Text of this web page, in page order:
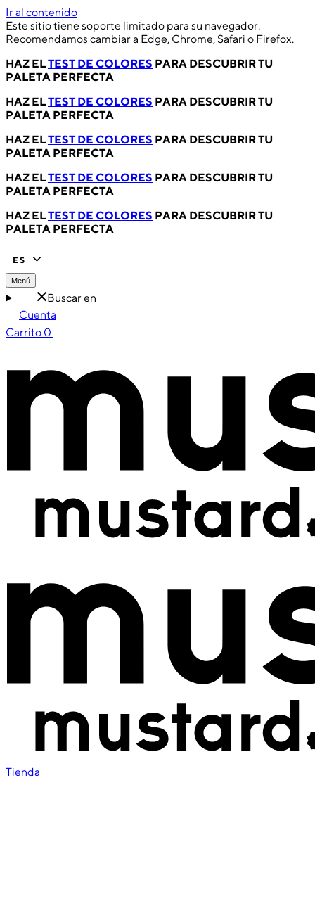
Ir al contenido
Este sitio tiene soporte limitado para su navegador.
Recomendamos cambiar a Edge, Chrome, Safari o Firefox.
HAZ ELTEST DE COLORES PARA DESCUBRIR TU
PALETA PERFECTA
HAZ ELTEST DE COLORES PARA DESCUBRIR TU
PALETA PERFECTA
HAZ ELTEST DE COLORES PARA DESCUBRIR TU
PALETA PERFECTA
HAZ ELTEST DE COLORES PARA DESCUBRIR TU
PALETA PERFECTA
HAZ ELTEST DE COLORES PARA DESCUBRIR TU
PALETA PERFECTA
ES
Menú
Buscar en
Cuenta
Carrito 0
Tienda